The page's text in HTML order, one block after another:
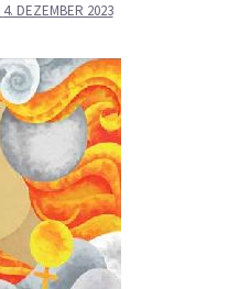
4. DEZEMBER 2023